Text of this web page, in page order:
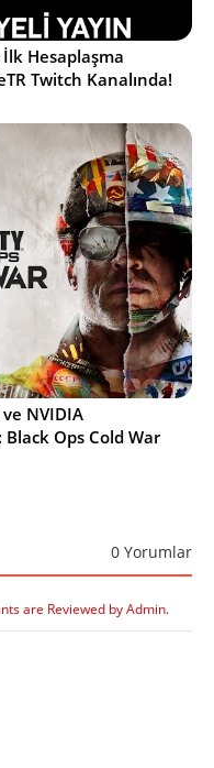
Hesaplaşma
Twitch Kanalında!
NVIDIA
Ops Cold War
0 Yorumlar
are Reviewed by Admin.